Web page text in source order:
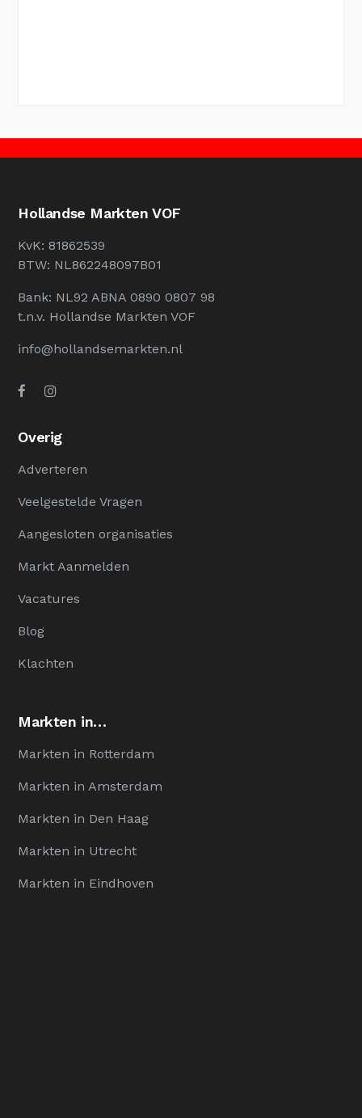
Hollandse Markten VOF
KvK: 81862539
BTW: NL862248097B01
Bank: NL92 ABNA 0890 0807 98
t.n.v. Hollandse Markten VOF
info@hollandsemarkten.nl
Overig
Adverteren
Veelgestelde Vragen
Aangesloten organisaties
Markt Aanmelden
Vacatures
Blog
Klachten
Markten in…
Markten in Rotterdam
Markten in Amsterdam
Markten in Den Haag
Markten in Utrecht
Markten in Eindhoven